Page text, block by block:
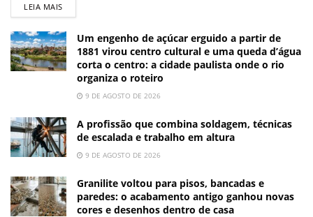
LEIA MAIS
Um engenho de açúcar erguido a partir de
1881 virou centro cultural e uma queda d’água
corta o centro: a cidade paulista onde o rio
organiza o roteiro
9 DE AGOSTO DE 2026
A profissão que combina soldagem, técnicas
de escalada e trabalho em altura
9 DE AGOSTO DE 2026
Granilite voltou para pisos, bancadas e
paredes: o acabamento antigo ganhou novas
cores e desenhos dentro de casa